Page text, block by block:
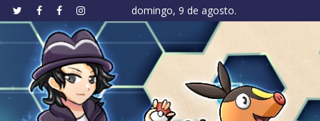
domingo, 9 de agosto.